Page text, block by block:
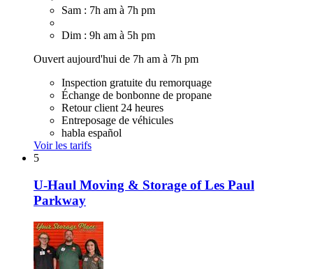
Sam : 7h am à 7h pm
Dim : 9h am à 5h pm
Ouvert aujourd'hui de 7h am à 7h pm
Inspection gratuite du remorquage
Échange de bonbonne de propane
Retour client 24 heures
Entreposage de véhicules
habla español
Voir les tarifs
5
U-Haul Moving & Storage of Les Paul
Parkway